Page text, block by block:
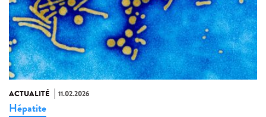
ACTUALITÉ 11.02.2026
Hépatite